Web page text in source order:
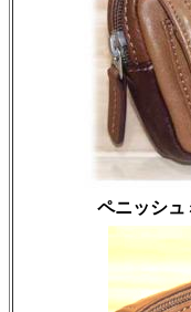
ペニッシュ